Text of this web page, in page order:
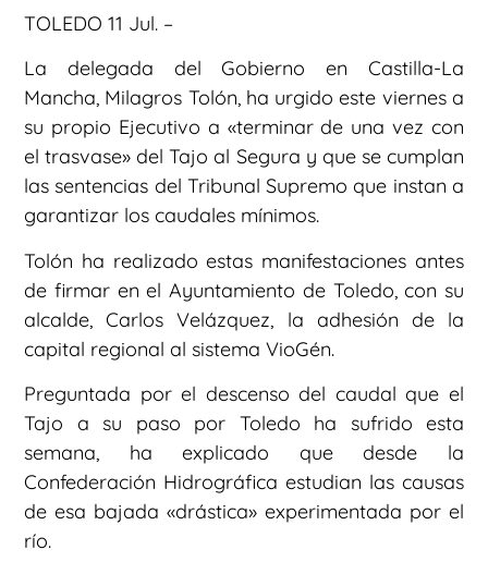
TOLEDO 11 Jul. –
La delegada del Gobierno en Castilla-La
Mancha, Milagros Tolón, ha urgido este viernes a
su propio Ejecutivo a «terminar de una vez con
el trasvase» del Tajo al Segura y que se cumplan
las sentencias del Tribunal Supremo que instan a
garantizar los caudales mínimos.
Tolón ha realizado estas manifestaciones antes
de firmar en el Ayuntamiento de Toledo, con su
alcalde, Carlos Velázquez, la adhesión de la
capital regional al sistema VioGén.
Preguntada por el descenso del caudal que el
Tajo a su paso por Toledo ha sufrido esta
semana, ha explicado que desde la
Confederación Hidrográfica estudian las causas
de esa bajada «drástica» experimentada por el
río.